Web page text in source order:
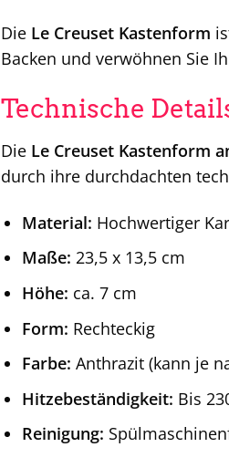
Die Le Creuset Kastenform
Backen und verwöhnen Sie
Technische
Die Le Creuset Kastenform
durch ihre durchdachten
Material: Hochwertiger
Maße: 23,5 x 13,5 cm
Höhe: ca. 7 cm
Form: Rechteckig
Farbe: Anthrazit (kann je
Hitzebeständigkeit: Bis
Reinigung: